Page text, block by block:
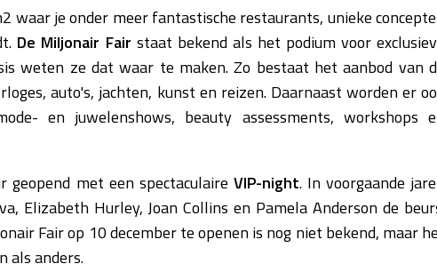
waar je onder meer fantastische restaurants, unieke
De Miljonair Fair staat bekend als het podium voor
weten ze dat waar te maken. Zo bestaat het aanbod van
auto's, jachten, kunst en reizen. Daarnaast worden er
en juwelenshows, beauty assessments, workshops
met een spectaculaire VIP-night. In voorgaande
Elizabeth Hurley, Joan Collins en Pamela Anderson de
Fair op 10 december te openen is nog niet bekend, maar
als anders.